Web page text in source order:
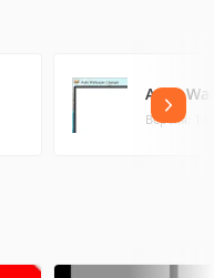
Auto
Версия: 1.0